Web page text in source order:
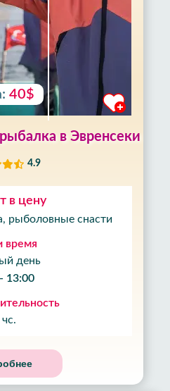
40$
в Эвренсеки
4.9
в цену
рыболовные снасти
время
день
13:00
чс.